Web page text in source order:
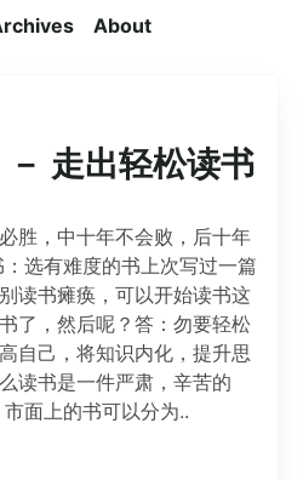
About
走出轻松读书
胜，中十年不会败，后十年
选有难度的书上次写过一篇
读书瘫痪，可以开始读书这
了，然后呢？答：勿要轻松
自己，将知识内化，提升思
读书是一件严肃，辛苦的
面上的书可以分为..